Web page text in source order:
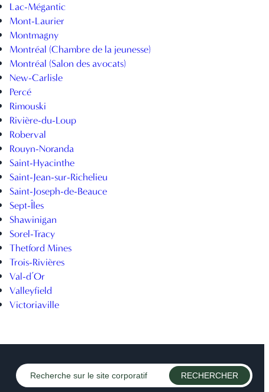
Lac-Mégantic
Mont-Laurier
Montmagny
Montréal (Chambre de la jeunesse)
Montréal (Salon des avocats)
New-Carlisle
Percé
Rimouski
Rivière-du-Loup
Roberval
Rouyn-Noranda
Saint-Hyacinthe
Saint-Jean-sur-Richelieu
Saint-Joseph-de-Beauce
Sept-Îles
Shawinigan
Sorel-Tracy
Thetford Mines
Trois-Rivières
Val-d’Or
Valleyfield
Victoriaville